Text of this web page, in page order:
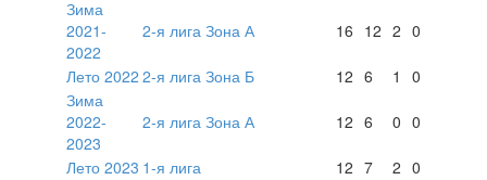
Зима
2021-
2022
2-я лига Зона А 16 12 2 0
Лето 2022 2-я лига Зона Б 12 6 1
0
Зима
2022-
2023
2-я лига Зона А 12 6 0 0
Лето 2023 1-я лига 12 7 2 0